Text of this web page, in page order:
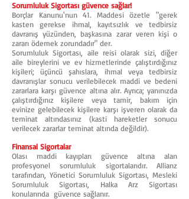
Sorumluluk Sigortası güvence sağlar!
Borçlar Kanunu'nun 41. Maddesi özetle "gerek
kasten gerekse ihmal, kayıtsızlık ve tedbirsiz
davranış yüzünden, başkasına zarar veren kişi o
zararı ödemek zorundadır" der.
Sorumluluk Sigortası, aile reisi olarak sizi, diğer
aile bireylerini ve ev hizmetlerinde çalıştırdığınız
kişileri; üçüncü şahıslara, ihmal veya tedbirsiz
davranışlar sonucu verilebilecek maddi ve bedeni
zararlara karşı güvence altına alır. Ayrıca; yanınızda
çalıştırdığınız kişilere veya tamir, bakım için
evinize gelebilecek kişilere karşı işveren olarak da
teminat altındasınız (kasti hareketler sonucu
verilecek zararlar teminat altında değildir).
Finansal Sigortalar
Olası maddi kayıpları güvence altına alan
profesyonel sorumluluk sigortalarıdır. Allianz
tarafından, Yönetici Sorumluluk Sigortası, Mesleki
Sorumluluk Sigortası, Halka Arz Sigortası
konularında güvence sağlanır.